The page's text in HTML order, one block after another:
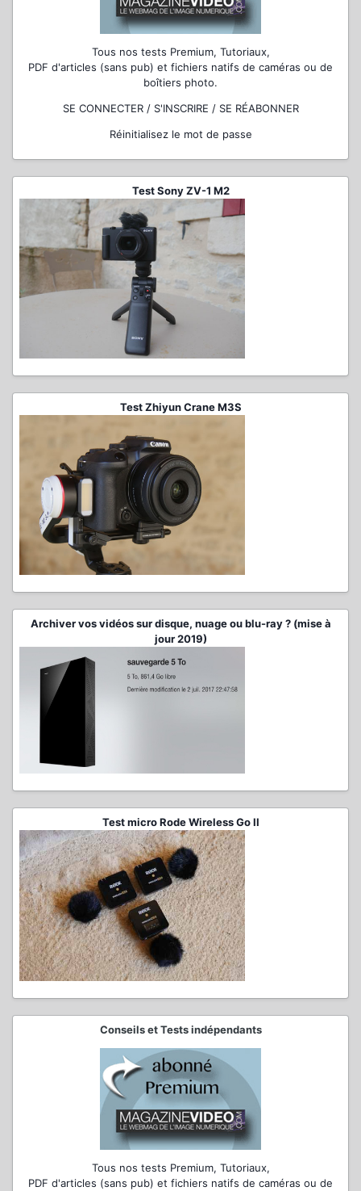
Tous nos tests Premium, Tutoriaux,
PDF d'articles (sans pub) et fichiers natifs de caméras ou de
boîtiers photo.
SE CONNECTER / S'INSCRIRE / SE RÉABONNER
Réinitialisez le mot de passe
Test Sony ZV-1 M2
Test Zhiyun Crane M3S
Archiver vos vidéos sur disque, nuage ou blu-ray ? (mise à
jour 2019)
Test micro Rode Wireless Go II
Conseils et Tests indépendants
Tous nos tests Premium, Tutoriaux,
PDF d'articles (sans pub) et fichiers natifs de caméras ou de